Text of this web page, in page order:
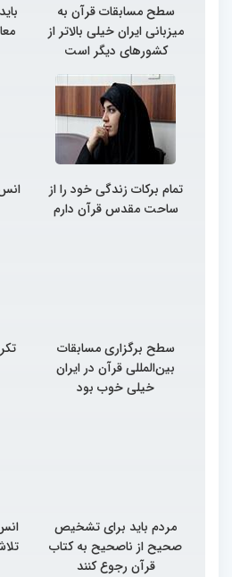
سطح مسابقات قرآن به
میزبانی ایران خیلی بالاتر از
کشورهای دیگر است
تمام برکات زندگی خود را از
ساحت مقدس قرآن دارم
سطح برگزاری مسابقات
بین‌المللی قرآن در ایران
خیلی خوب بود
مردم باید برای تشخیص
صحیح از ناصحیح به کتاب
قرآن رجوع کنند